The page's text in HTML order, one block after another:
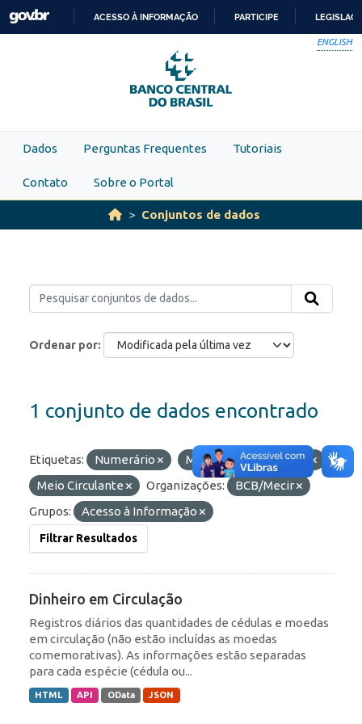
Skip to main content
PARA
O
CONTEÚDO
ACESSO À INFORMAÇÃO PARTICIPE
ENGLISH
Dados Perguntas Frequentes Tutoriais
Contato Sobre o Portal
Conjuntos de dados
Ordenar por
1 conjunto de dados encontrado
Etiquetas: Numerário Moedas
Dinheiro
Meio Circulante
Organizações:
BCB/Mecir
Grupos:
Acesso à Informação
Filtrar Resultados
Dinheiro em Circulação
Registros diários das quantidades de cédulas e moedas
em circulação (não estão incluídas as moedas
comemorativas). As informações estão separadas
para cada espécie (cédula ou...
HTML API OData JSON